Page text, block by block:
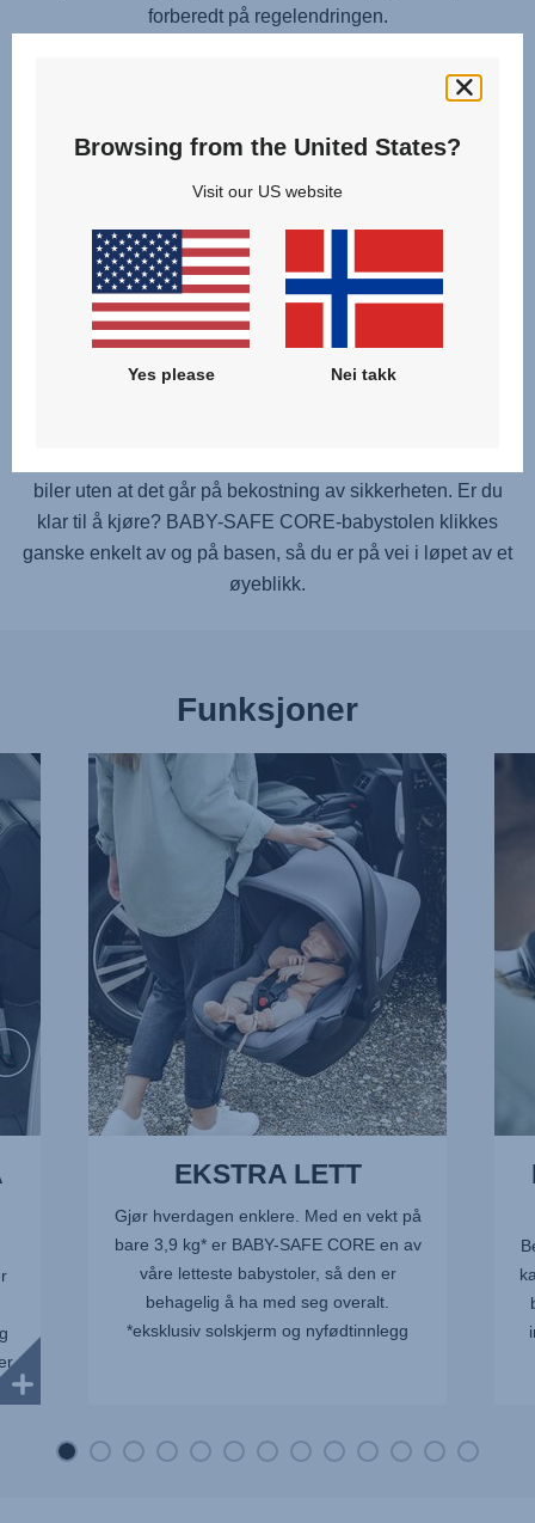
forberedt på regelendringen.
biler uten at det går på bekostning av sikkerheten. Er du
klar til å kjøre? BABY-SAFE CORE-babystolen klikkes
ganske enkelt av og på basen, så du er på vei i løpet av et
øyeblikk.
Funksjoner
EKSTRA
LETT,
1
av
EKSTRA LETT
Gjør hverdagen enklere. Med en vekt på
bare 3,9 kg* er BABY-SAFE CORE en av
våre letteste babystoler, så den er
behagelig å ha med seg overalt.
*eksklusiv solskjerm og nyfødtinnlegg
Browsing from the United States?
Visit our US website
Yes please Nei takk